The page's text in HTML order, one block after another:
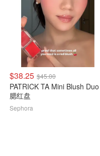
$38.25 $45.00
PATRICK TA Mini Blush Duo
腮红盘
Sephora